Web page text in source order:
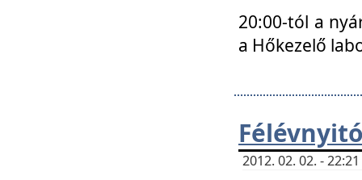
20:00-tól a
a Hőkezelő
2012. 02. 02. -